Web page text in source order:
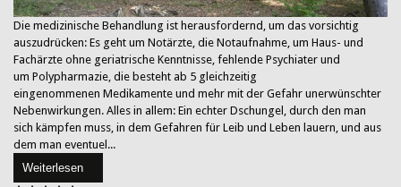
Die medizinische Behandlung ist herausfordernd, um das vorsichtig
auszudrücken: Es geht um Notärzte, die Notaufnahme, um Haus- und
Fachärzte ohne geriatrische Kenntnisse, fehlende Psychiater und
um Polypharmazie, die besteht ab 5 gleichzeitig
eingenommenen Medikamente und mehr mit der Gefahr unerwünschter
Nebenwirkungen. Alles in allem: Ein echter Dschungel, durch den man
sich kämpfen muss, in dem Gefahren für Leib und Leben lauern, und aus
dem man eventuel...
Weiterlesen